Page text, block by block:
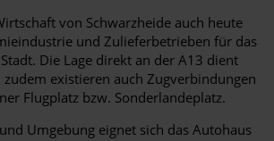
von Schwarzheide auch heute
und Zulieferbetrieben für das
Die Lage direkt an der A13 dient
existieren auch Zugverbindungen
Flugplatz bzw. Sonderlandeplatz.
Umgebung eignet sich das Autohaus